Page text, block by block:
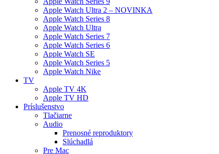
Apple Watch Ultra 2 – NOVINKA
Apple Watch Series 8
Apple Watch Ultra
Apple Watch Series 7
Apple Watch Series 6
Apple Watch SE
Apple Watch Series 5
Apple Watch Nike
TV
Apple TV 4K
Apple TV HD
Príslušenstvo
Tlačiarne
Audio
Prenosné reproduktory
Slúchadlá
Pre Mac